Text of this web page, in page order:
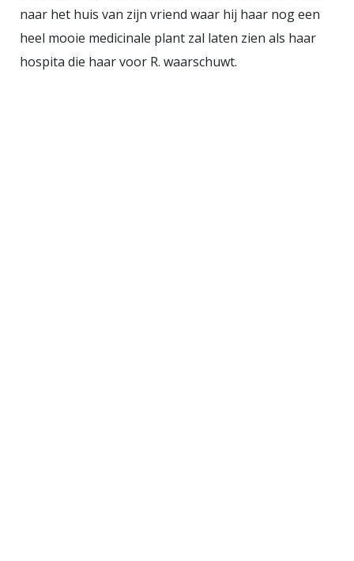
naar het huis van zijn vriend waar hij haar nog een
heel mooie medicinale plant zal laten zien als haar
hospita die haar voor R. waarschuwt.